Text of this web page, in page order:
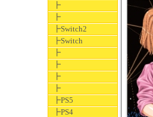
┣
┣
┣Switch2
┣Switch
┣
┣
┣
┣
┣PS5
┣PS4